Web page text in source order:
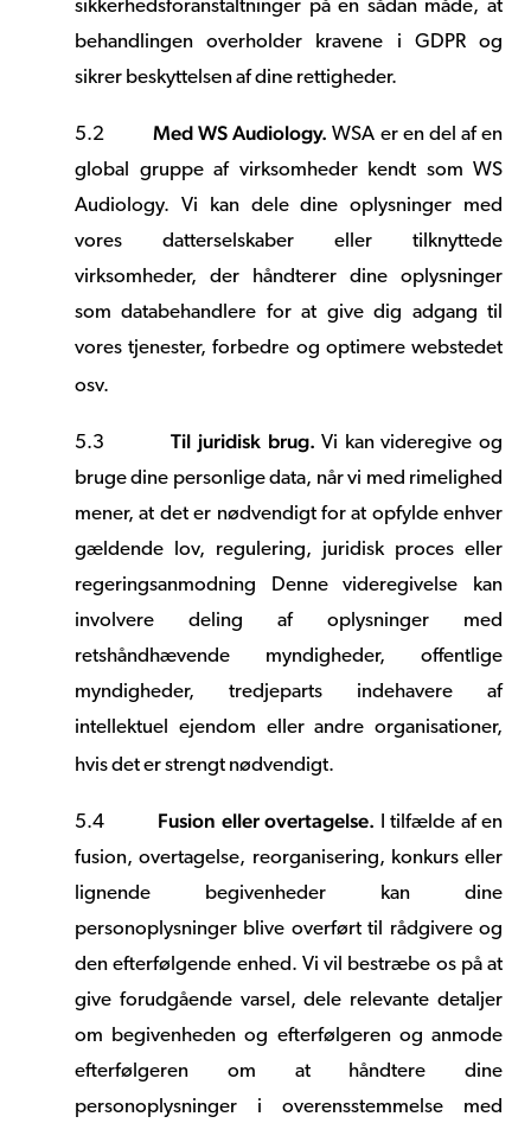
sikkerhedsforanstaltninger på en sådan måde, at
behandlingen overholder kravene i GDPR og
sikrer beskyttelsen af dine rettigheder.
5.2Med WS Audiology.WSA er en del af en
global gruppe af virksomheder kendt som WS
Audiology. Vi kan dele dine oplysninger med
vores datterselskaber eller tilknyttede
virksomheder, der håndterer dine oplysninger
som databehandlere for at give dig adgang til
vores tjenester, forbedre og optimere webstedet
osv.
5.3Til juridisk brug.Vi kan videregive og
bruge dine personlige data, når vi med rimelighed
mener, at det er nødvendigt for at opfylde enhver
gældende lov, regulering, juridisk proces eller
regeringsanmodning Denne videregivelse kan
involvere deling af oplysninger med
retshåndhævende myndigheder, offentlige
myndigheder, tredjeparts indehavere af
intellektuel ejendom eller andre organisationer,
hvis det er strengt nødvendigt.
5.4 Fusion eller overtagelse.
I tilfælde af en
fusion, overtagelse, reorganisering, konkurs eller
lignende begivenheder kan dine
personoplysninger blive overført til rådgivere og
den efterfølgende enhed. Vi vil bestræbe os på at
give forudgående varsel, dele relevante detaljer
om begivenheden og efterfølgeren og anmode
efterfølgeren om at håndtere dine
personoplysninger i overensstemmelse med